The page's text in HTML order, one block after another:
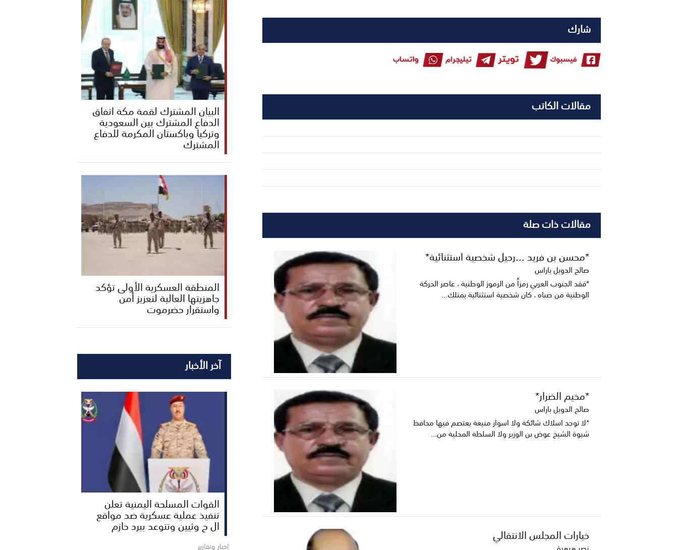
شارك
مقالات الكاتب
مقالات ذات صلة
*محسن بن فريد ...رحيل شخصية استثنائية*
صالح الدويل باراس
*فقد الجنوب العربي رمزاً من الرموز الوطنية ، عاصر الحركة
الوطنية من صباه ، كان شخصية استثنائية يمتلك...
*مخيم الضرار*
صالح الدويل باراس
*لا توجد اسلاك شائكة ولا اسوار منيعة يعتصم فيها محافظ
شبوة الشيخ عوض بن الوزبر ولا السلطة المحلية من...
خيارات المجلس الانتقالي
البيان المشترك لقمة مكة اتفاق
الدفاع المشترك بين السعودية
وتركيا وباكستان المكرمة للدفاع
المشترك
المنطقة العسكرية الأولى تؤكد
جاهزيتها العالية لتعزيز أمن
واستقرار حضرموت
آخر الأخبار
القوات المسلحة اليمنية تعلن
تنفيذ عملية عسكرية ضد مواقع
ال ح وثيين وتتوعد ببرد حازم
اخبار وتقارير